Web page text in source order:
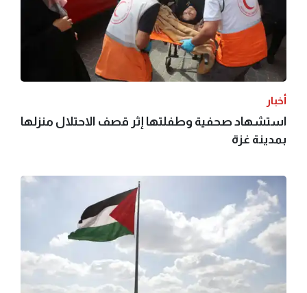
أخبار
استشهاد صحفية وطفلتها إثر قصف الاحتلال منزلها
بمدينة غزة